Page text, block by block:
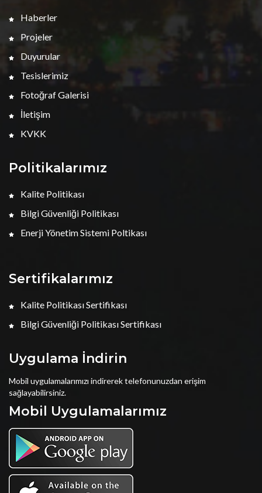
Haberler
Projeler
Duyurular
Tesislerimiz
Fotoğraf Galerisi
İletişim
KVKK
Politikalarımız
Kalite Politikası
Bilgi Güvenliği Politikası
Enerji Yönetim Sistemi Poltikası
Sertifikalarımız
Kalite Politikası Sertifikası
Bilgi Güvenliği Politikası Sertifikası
Uygulama İndirin
Mobil uygulamalarımızı indirerek telefonunuzdan erişim
sağlayabilirsiniz.
Mobil Uygulamalarımız